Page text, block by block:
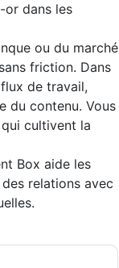
or dans les
ou du marché
friction. Dans
de travail,
du contenu. Vous
cultivent la
Box aide les
relations avec